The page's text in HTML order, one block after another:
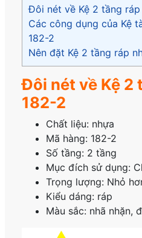
Đôi nét về Kệ 2 tầng ráp
Các công dụng của Kệ
182-2
Nên đặt Kệ 2 tầng ráp
Đôi nét về Kệ 2
182-2
Chất liệu: nhựa
Mã hàng: 182-2
Số tầng: 2 tầng
Mục đích sử dụng:
Trọng lượng: Nhỏ
Kiểu dáng: ráp
Màu sắc: nhã nhặn,